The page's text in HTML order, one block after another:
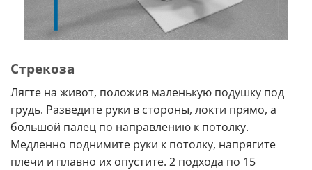
Стрекоза
Лягте на живот, положив маленькую подушку под
грудь. Разведите руки в стороны, локти прямо, а
большой палец по направлению к потолку.
Медленно поднимите руки к потолку, напрягите
плечи и плавно их опустите. 2 подхода по 15